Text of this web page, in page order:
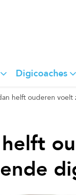
Digicoaches
helft ouderen voelt